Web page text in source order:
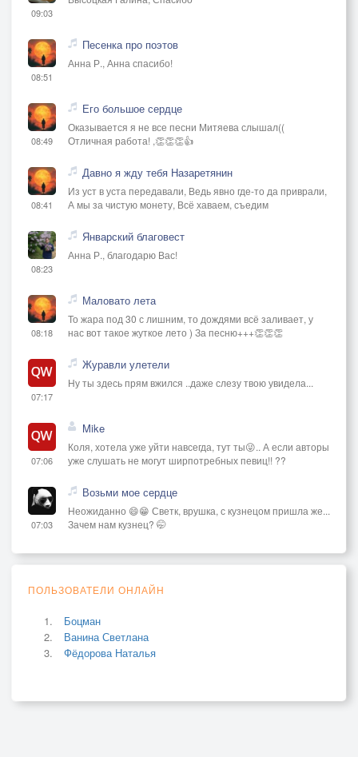
09:03
08:51
Песенка про поэтов
Анна Р., Анна спасибо!
08:49
Его большое сердце
Оказывается я не все песни Митяева слышал((
Отличная работа! ,👏👏👏👍
08:41
Давно я жду тебя Назаретянин
Из уст в уста передавали, Ведь явно где-то да приврали,
А мы за чистую монету, Всё хаваем, съедим
08:23
Январский благовест
Анна Р., благодарю Вас!
08:18
Маловато лета
То жара под 30 с лишним, то дождями всё заливает, у
нас вот такое жуткое лето ) За песню+++👏👏👏
07:17
Журавли улетели
Ну ты здесь прям вжился ..даже слезу твою увидела...
07:06
Mike
Коля, хотела уже уйти навсегда, тут ты😜.. А если авторы
уже слушать не могут ширпотребных певиц!! ??
07:03
Возьми мое сердце
Неожиданно 😄😁 Светк, врушка, с кузнецом пришла же...
Зачем нам кузнец? 🤭
ПОЛЬЗОВАТЕЛИ ОНЛАЙН
Боцман
Ванина Светлана
Фёдорова Наталья